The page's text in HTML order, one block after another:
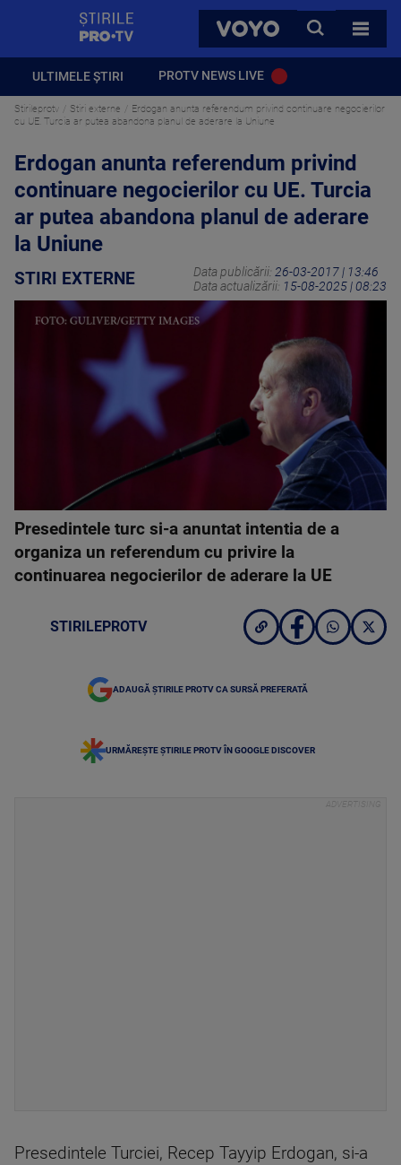
VOYO
CAUTA
TOATE
ULTIMELE ȘTIRI PROTV NEWS LIVE
Stirileprotv Stiri externe
Erdogan anunta referendum privind continuare negocierilor
cu UE. Turcia ar putea abandona planul de aderare la Uniune
Erdogan anunta referendum privind
continuare negocierilor cu UE. Turcia
ar putea abandona planul de aderare
la Uniune
STIRI EXTERNE Data publicării: 26-03-2017 | 13:46
Data actualizării: 15-08-2025 | 08:23
Presedintele turc si-a anuntat intentia de a
organiza un referendum cu privire la
continuarea negocierilor de aderare la UE
STIRILEPROTV
ADAUGĂ ȘTIRILE PROTV CA SURSĂ PREFERATĂ
URMĂREȘTE ȘTIRILE PROTV ÎN GOOGLE DISCOVER
Presedintele Turciei, Recep Tayyip Erdogan, si-a